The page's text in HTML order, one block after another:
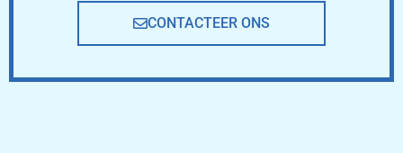
CONTACTEER ONS